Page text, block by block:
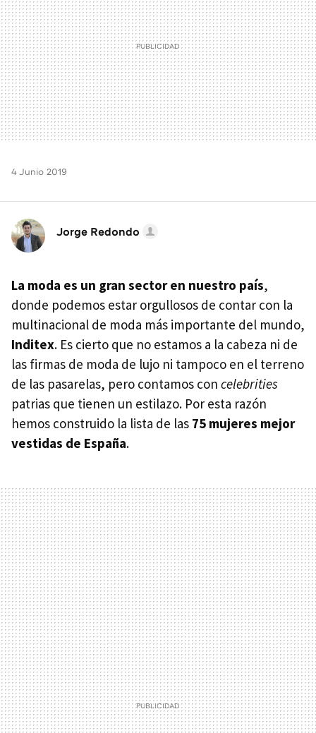
4 Junio 2019
Jorge Redondo
La moda es un gran sector en nuestro país,
donde podemos estar orgullosos de contar con la
multinacional de moda más importante del mundo,
Inditex. Es cierto que no estamos a la cabeza ni de
las firmas de moda de lujo ni tampoco en el terreno
de las pasarelas, pero contamos con celebrities
patrias que tienen un estilazo. Por esta razón
hemos construido la lista de las 75 mujeres mejor
vestidas de España.